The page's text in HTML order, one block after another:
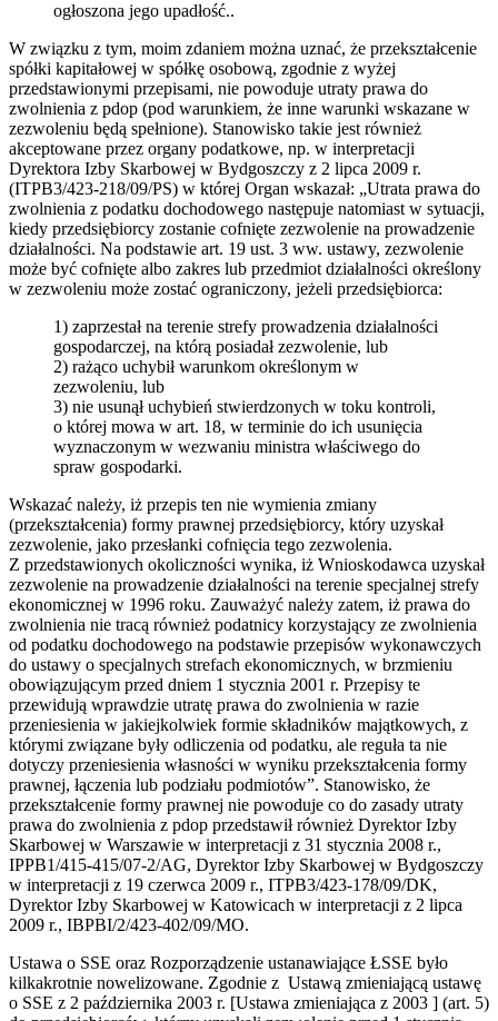
ogłoszona jego upadłość..
W związku z tym, moim zdaniem można uznać, że przekształcenie
spółki kapitałowej w spółkę osobową, zgodnie z wyżej
przedstawionymi przepisami, nie powoduje utraty prawa do
zwolnienia z pdop (pod warunkiem, że inne warunki wskazane w
zezwoleniu będą spełnione). Stanowisko takie jest również
akceptowane przez organy podatkowe, np. w interpretacji
Dyrektora Izby Skarbowej w Bydgoszczy z 2 lipca 2009 r.
(ITPB3/423-218/09/PS) w której Organ wskazał: „Utrata prawa do
zwolnienia z podatku dochodowego następuje natomiast w sytuacji,
kiedy przedsiębiorcy zostanie cofnięte zezwolenie na prowadzenie
działalności. Na podstawie art. 19 ust. 3 ww. ustawy, zezwolenie
może być cofnięte albo zakres lub przedmiot działalności określony
w zezwoleniu może zostać ograniczony, jeżeli przedsiębiorca:
1) zaprzestał na terenie strefy prowadzenia działalności
gospodarczej, na którą posiadał zezwolenie, lub
2) rażąco uchybił warunkom określonym w
zezwoleniu, lub
3) nie usunął uchybień stwierdzonych w toku kontroli,
o której mowa w art. 18, w terminie do ich usunięcia
wyznaczonym w wezwaniu ministra właściwego do
spraw gospodarki.
Wskazać należy, iż przepis ten nie wymienia zmiany
(przekształcenia) formy prawnej przedsiębiorcy, który uzyskał
zezwolenie, jako przesłanki cofnięcia tego zezwolenia.
Z przedstawionych okoliczności wynika, iż Wnioskodawca uzyskał
zezwolenie na prowadzenie działalności na terenie specjalnej strefy
ekonomicznej w 1996 roku. Zauważyć należy zatem, iż prawa do
zwolnienia nie tracą również podatnicy korzystający ze zwolnienia
od podatku dochodowego na podstawie przepisów wykonawczych
do ustawy o specjalnych strefach ekonomicznych, w brzmieniu
obowiązującym przed dniem 1 stycznia 2001 r. Przepisy te
przewidują wprawdzie utratę prawa do zwolnienia w razie
przeniesienia w jakiejkolwiek formie składników majątkowych, z
którymi związane były odliczenia od podatku, ale reguła ta nie
dotyczy przeniesienia własności w wyniku przekształcenia formy
prawnej, łączenia lub podziału podmiotów”. Stanowisko, że
przekształcenie formy prawnej nie powoduje co do zasady utraty
prawa do zwolnienia z pdop przedstawił również Dyrektor Izby
Skarbowej w Warszawie w interpretacji z 31 stycznia 2008 r.,
IPPB1/415-415/07-2/AG, Dyrektor Izby Skarbowej w Bydgoszczy
w interpretacji z 19 czerwca 2009 r., ITPB3/423-178/09/DK,
Dyrektor Izby Skarbowej w Katowicach w interpretacji z 2 lipca
2009 r., IBPBI/2/423-402/09/MO.
Ustawa o SSE oraz Rozporządzenie ustanawiające ŁSSE było
kilkakrotnie nowelizowane. Zgodnie z Ustawą zmieniającą ustawę
o SSE z 2 października 2003 r. [Ustawa zmieniająca z 2003 ] (art. 5)